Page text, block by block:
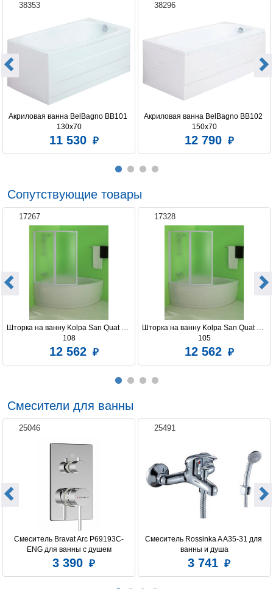
38353
Акриловая ванна BelBagno BB101
130x70
11 530
38296
Акриловая ванна BelBagno BB102
150x70
12 790
Сопутствующие товары
17267
Шторка на ванну Kolpa San Quat TP
108
12 562
17328
Шторка на ванну Kolpa San Quat TP
105
12 562
Смесители для ванны
25046
Смеситель Bravat Arc P69193C-
ENG для ванны с душем
3 390
25491
Смеситель Rossinka A A35-31 для
ванны и душа
3 741